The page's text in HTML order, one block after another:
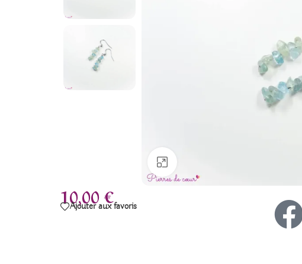
10,00€
Ajouter aux favoris